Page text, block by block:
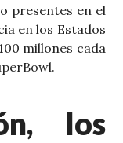
presentes en el
en los Estados
millones cada
los